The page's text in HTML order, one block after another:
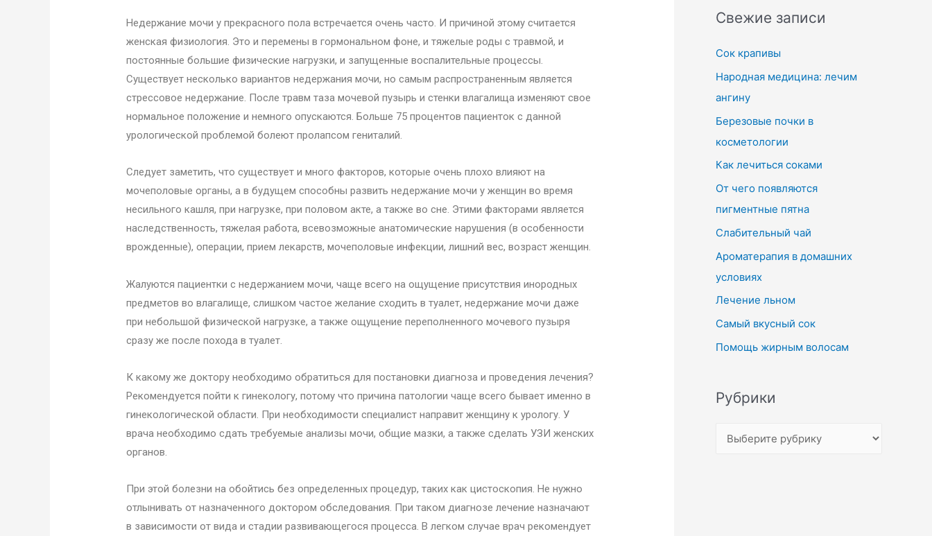
Недержание мочи у прекрасного пола встречается очень часто. И причиной этому считается
женская физиология. Это и перемены в гормональном фоне, и тяжелые роды с травмой, и
постоянные большие физические нагрузки, и запущенные воспалительные процессы.
Существует несколько вариантов недержания мочи, но самым распространенным является
стрессовое недержание. После травм таза мочевой пузырь и стенки влагалища изменяют свое
нормальное положение и немного опускаются. Больше 75 процентов пациенток с данной
урологической проблемой болеют пролапсом гениталий.
Следует заметить, что существует и много факторов, которые очень плохо влияют на
мочеполовые органы, а в будущем способны развить недержание мочи у женщин во время
несильного кашля, при нагрузке, при половом акте, а также во сне. Этими факторами является
наследственность, тяжелая работа, всевозможные анатомические нарушения (в особенности
врожденные), операции, прием лекарств, мочеполовые инфекции, лишний вес, возраст женщин.
Жалуются пациентки с недержанием мочи, чаще всего на ощущение присутствия инородных
предметов во влагалище, слишком частое желание сходить в туалет, недержание мочи даже
при небольшой физической нагрузке, а также ощущение переполненного мочевого пузыря
сразу же после похода в туалет.
К какому же доктору необходимо обратиться для постановки диагноза и проведения лечения?
Рекомендуется пойти к гинекологу, потому что причина патологии чаще всего бывает именно в
гинекологической области. При необходимости специалист направит женщину к урологу. У
врача необходимо сдать требуемые анализы мочи, общие мазки, а также сделать УЗИ женских
органов.
При этой болезни на обойтись без определенных процедур, таких как цистоскопия. Не нужно
отлынивать от назначенного доктором обследования. При таком диагнозе лечение назначают
в зависимости от вида и стадии развивающегося процесса. В легком случае врач рекомендует
Свежие записи
Сок крапивы
Народная медицина: лечим
ангину
Березовые почки в
косметологии
Как лечиться соками
От чего появляются
пигментные пятна
Слабительный чай
Ароматерапия в домашних
условиях
Лечение льном
Самый вкусный сок
Помощь жирным волосам
Рубрики